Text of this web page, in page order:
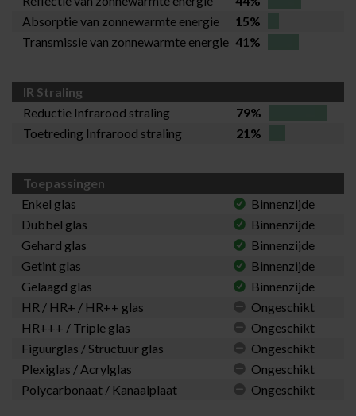
Absorptie van zonnewarmte energie
15%
Transmissie van zonnewarmte energie 41%
IR Straling
Reductie Infrarood straling
79%
Toetreding Infrarood straling
21%
Toepassingen
Enkel glas
Binnenzijde
Dubbel glas
Binnenzijde
Gehard glas
Binnenzijde
Getint glas
Binnenzijde
Gelaagd glas
Binnenzijde
HR / HR+ / HR++ glas
Ongeschikt
HR+++ / Triple glas
Ongeschikt
Figuurglas / Structuur glas
Ongeschikt
Plexiglas / Acrylglas
Ongeschikt
Polycarbonaat / Kanaalplaat
Ongeschikt